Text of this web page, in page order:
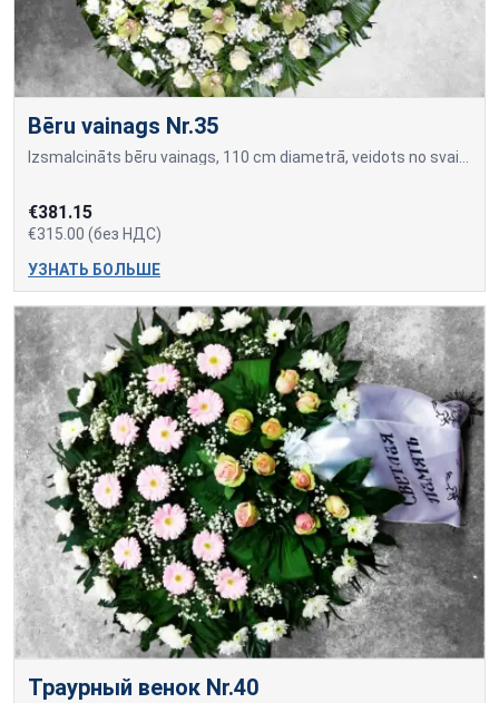
Bēru vainags Nr.35
€381.15
€315.00 (без НДС)
УЗНАТЬ БОЛЬШЕ
Траурный венок Nr.40